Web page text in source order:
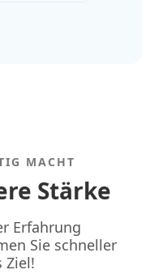
MACHT
Stärke
Erfahrung
Sie schneller
Ziel!